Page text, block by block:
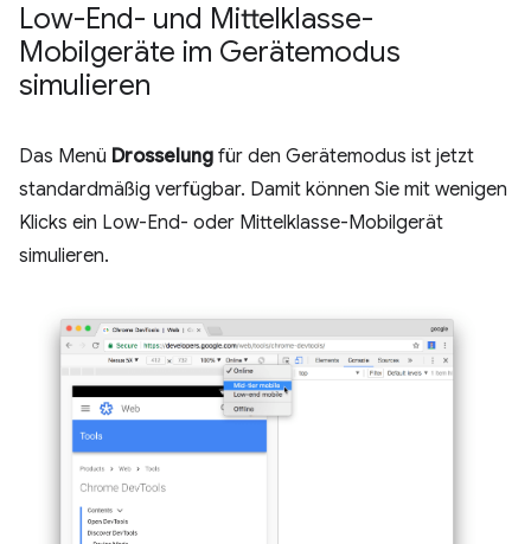
Low-End- und Mittelklasse-
Mobilgeräte im Gerätemodus
simulieren
Das Menü Drosselung für den Gerätemodus ist jetzt
standardmäßig verfügbar. Damit können Sie mit wenigen
Klicks ein Low-End- oder Mittelklasse-Mobilgerät
simulieren.